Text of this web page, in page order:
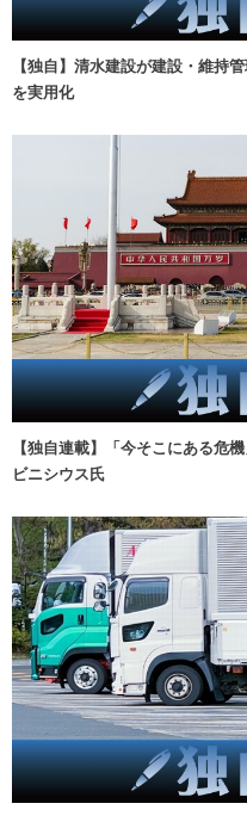
【独自】清水建設が建設・維持
を実用化
【独自連載】「今そこにある危
ビニシウス氏